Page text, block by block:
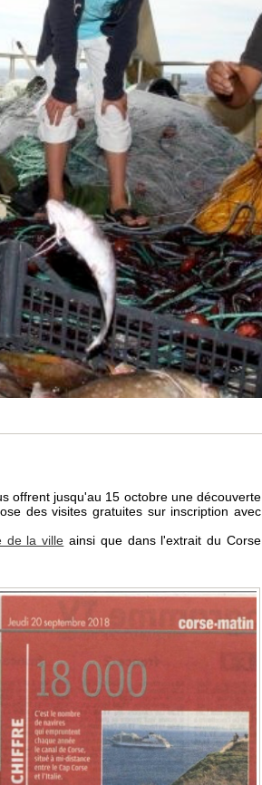
offrent jusqu'au 15 octobre une découverte
des visites gratuites sur inscription avec
de la ville ainsi que dans l'extrait du Corse